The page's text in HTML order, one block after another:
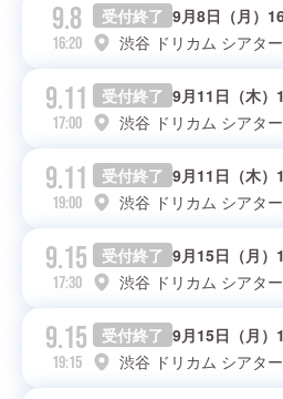
9.8
16:20
受付終了
渋谷 ドリカム シアター
9.11
17:00
受付終了
渋谷 ドリカム シアター
9.11
19:00
受付終了
渋谷 ドリカム シアター
9.15
17:30
受付終了
渋谷 ドリカム シアター
9.15
19:15
受付終了
渋谷 ドリカム シアター